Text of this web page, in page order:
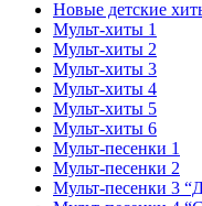
Новые детские
Мульт-хиты 1
Мульт-хиты 2
Мульт-хиты 3
Мульт-хиты 4
Мульт-хиты 5
Мульт-хиты 6
Мульт-песенки 1
Мульт-песенки 2
Мульт-песенки 3